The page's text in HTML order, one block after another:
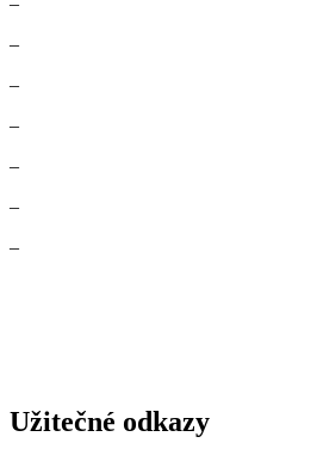
–
–
–
–
–
–
Užitečné odkazy